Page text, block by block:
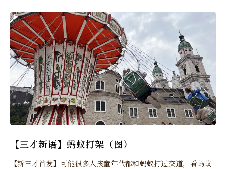
【三才新语】蚂蚁打架（图）
【新三才首发】可能很多人孩童年代都和蚂蚁打过交道，看蚂蚁